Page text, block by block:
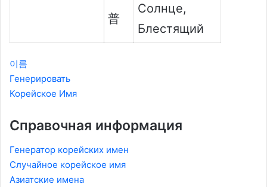
普
Солнце,
Блестящий
이름
Генерировать
Корейское Имя
Справочная информация
Генератор корейских имен
Случайное корейское имя
Азиатские имена